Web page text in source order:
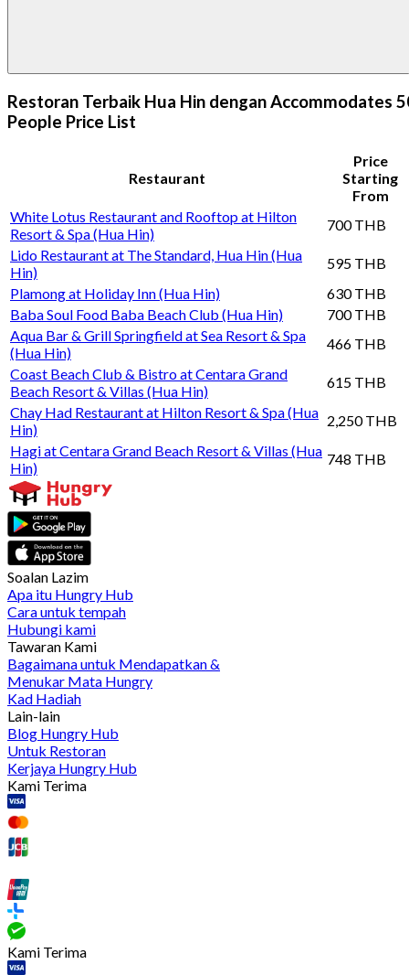
Restoran Terbaik Hua Hin dengan Accommodates
People Price List
Restaurant
Price
Starting
From
White Lotus Restaurant and Rooftop at Hilton
Resort & Spa (Hua Hin)
700 THB
Lido Restaurant at The Standard, Hua Hin (Hua
Hin)
595 THB
Plamong at Holiday Inn (Hua Hin)
630 THB
Baba Soul Food Baba Beach Club (Hua Hin)
700 THB
Aqua Bar & Grill Springfield at Sea Resort & Spa
(Hua Hin)
466 THB
Coast Beach Club & Bistro at Centara Grand
Beach Resort & Villas (Hua Hin)
615 THB
Chay Had Restaurant at Hilton Resort & Spa (Hua
Hin)
2,250 THB
Hagi at Centara Grand Beach Resort & Villas (Hua
Hin)
748 THB
Soalan Lazim
Apa itu Hungry Hub
Cara untuk tempah
Hubungi kami
Tawaran Kami
Bagaimana untuk Mendapatkan &
Menukar Mata Hungry
Kad Hadiah
Lain-lain
Blog Hungry Hub
Untuk Restoran
Kerjaya Hungry Hub
Kami Terima
Kami Terima